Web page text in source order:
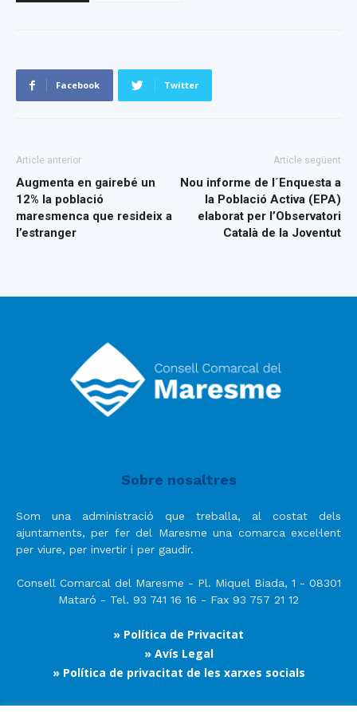
Facebook Twitter
Article anterior
Augmenta en gairebé un
12% la població
maresmenca que resideix a
l’estranger
Article següent
Nou informe de l´Enquesta a
la Població Activa (EPA)
elaborat per l’Observatori
Català de la Joventut
Sobre nosaltres
Som una administració que treballa, al costat dels
ajuntaments, per fer del Maresme una comarca excel·lent
per viure, per invertir i per gaudir.
Consell Comarcal del Maresme - Pl. Miquel Biada, 1 - 08301
Mataró - Tel. 93 741 16 16 - Fax 93 757 21 12
» Política de Privacitat
» Avís Legal
» Política de privacitat de les xarxes socials